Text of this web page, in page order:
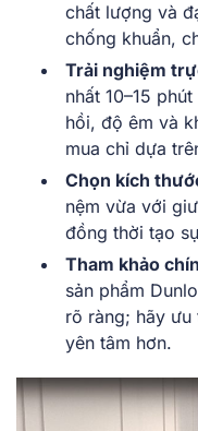
chất lượng và
chống khuẩn,
Trải nghiệm
nhất 10–15
hồi, độ êm và
mua chỉ dựa
Chọn kích
nệm vừa với
đồng thời tạo
Tham khảo
sản phẩm
rõ ràng; hãy
yên tâm hơn.